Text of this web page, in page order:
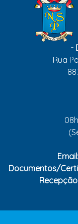
-
Rua
Email:
Documentos/